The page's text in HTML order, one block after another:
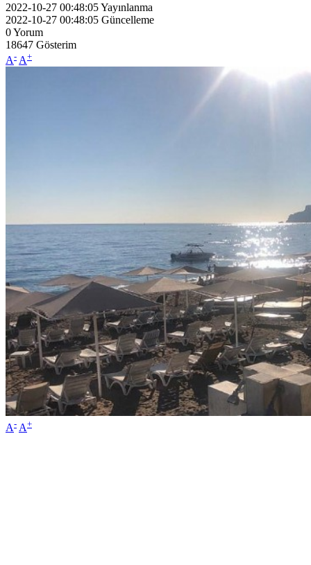
2022-10-27 00:48:05Yayınlanma
2022-10-27 00:48:05 Güncelleme
0Yorum
18647 Gösterim
A- A+
A- A+